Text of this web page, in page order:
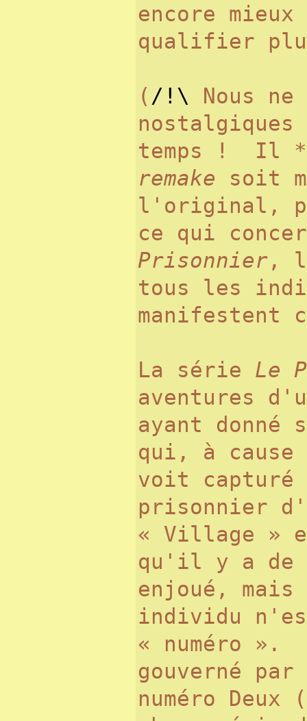
encore
qualifier
( /!\
Nous ne
nostalgiques
temps ! Il
remake soit
l'original,
ce qui
Prisonnier,
tous les
manifestent
La série Le
aventures
ayant donné
qui, à
voit capturé
prisonnier
« Village »
qu'il y a
enjoué, mais
individu
« numéro
gouverné
numéro